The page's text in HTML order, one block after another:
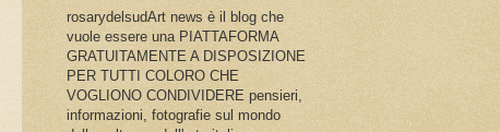
rosarydelsudArt news è il blog che
vuole essere una PIATTAFORMA
GRATUITAMENTE A DISPOSIZIONE
PER TUTTI COLORO CHE
VOGLIONO CONDIVIDERE pensieri,
informazioni, fotografie sul mondo